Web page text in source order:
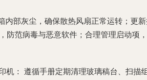
内部灰尘，确保散热风扇正常运转；更
防范病毒与恶意软件；合理管理启动项，
机： 遵循手册定期清理玻璃稿台、扫描